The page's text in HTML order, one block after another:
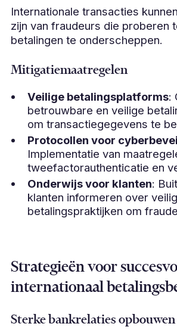
Internationale transacties
zijn van fraudeurs die proberen
betalingen te onderscheppen.
Mitigatiemaatregelen
Veilige betalingsplatforms:
betrouwbare en veilige
om transactiegegevens te
Protocollen voor
Implementatie van
tweefactorauthenticatie en
Onderwijs voor klanten:
klanten informeren over
betalingspraktijken om
Strategieën voor
internationaal
Sterke bankrelaties opbouwen